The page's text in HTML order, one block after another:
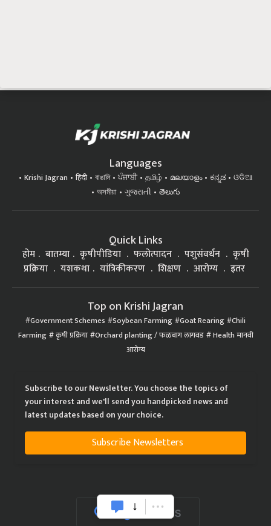
Languages
Krishi Jagran हिंदी বাঙালি ਪੰਜਾਬੀ தமிழ் മലയാളം ಕನ್ನಡ
ଓଡିଆ
অসমীয়া
ગુજરાતી తెలుగు
Quick Links
होम बातम्या कृषीपीडिया फलोत्पादन पशुसंवर्धन
कृषी
प्रक्रिया
यशकथा यांत्रिकीकरण शिक्षण आरोग्य इतर
Top on Krishi Jagran
Government Schemes Soybean Farming Goat Rearing Chili
Farming कृषी प्रक्रिया Orchard planting / फळबाग लागवड Health मानवी
आरोग्य
Subscribe to our Newsletter. You choose the topics of
your interest and we'll send you handpicked news and
latest updates based on your choice.
Subscribe Newsletters